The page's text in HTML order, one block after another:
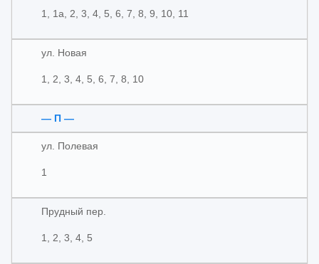
1, 1а, 2, 3, 4, 5, 6, 7, 8, 9, 10, 11
ул. Новая
1, 2, 3, 4, 5, 6, 7, 8, 10
— П —
ул. Полевая
1
Прудный пер.
1, 2, 3, 4, 5